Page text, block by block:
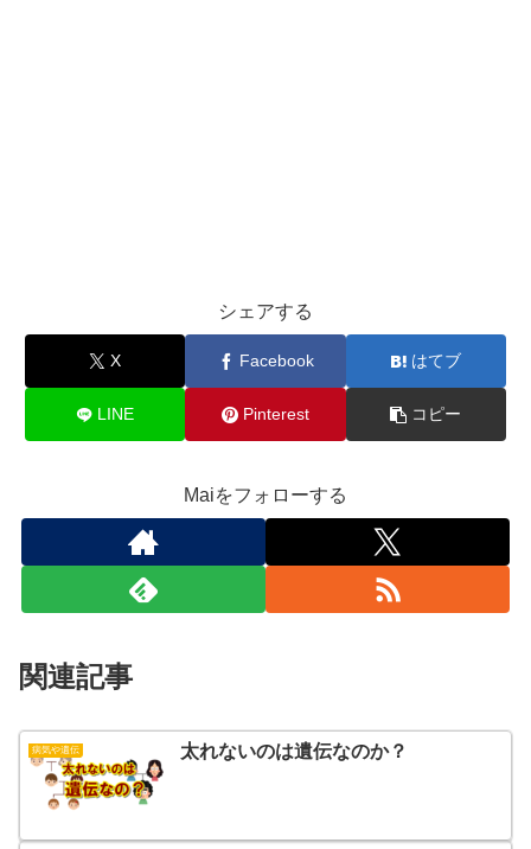
シェアする
X Facebook はてブ
LINE Pinterest コピー
Maiをフォローする
関連記事
病気や遺伝 太れないのは遺伝なのか？